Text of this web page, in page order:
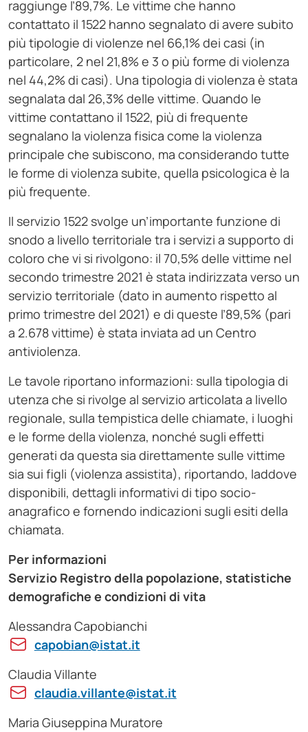
raggiunge l’89,7%. Le vittime che hanno
contattato il 1522 hanno segnalato di avere subito
più tipologie di violenze nel 66,1% dei casi (in
particolare, 2 nel 21,8% e 3 o più forme di violenza
nel 44,2% di casi). Una tipologia di violenza è stata
segnalata dal 26,3% delle vittime. Quando le
vittime contattano il 1522, più di frequente
segnalano la violenza fisica come la violenza
principale che subiscono, ma considerando tutte
le forme di violenza subite, quella psicologica è la
più frequente.
Il servizio 1522 svolge un’importante funzione di
snodo a livello territoriale tra i servizi a supporto di
coloro che vi si rivolgono: il 70,5% delle vittime nel
secondo trimestre 2021 è stata indirizzata verso un
servizio territoriale (dato in aumento rispetto al
primo trimestre del 2021) e di queste l’89,5% (pari
a 2.678 vittime) è stata inviata ad un Centro
antiviolenza.
Le tavole riportano informazioni: sulla tipologia di
utenza che si rivolge al servizio articolata a livello
regionale, sulla tempistica delle chiamate, i luoghi
e le forme della violenza, nonché sugli effetti
generati da questa sia direttamente sulle vittime
sia sui figli (violenza assistita), riportando, laddove
disponibili, dettagli informativi di tipo socio-
anagrafico e fornendo indicazioni sugli esiti della
chiamata.
Per informazioni
Servizio Registro della popolazione, statistiche
demografiche e condizioni di vita
Alessandra Capobianchi
capobian@istat.it
Claudia Villante
claudia.villante@istat.it
Maria Giuseppina Muratore